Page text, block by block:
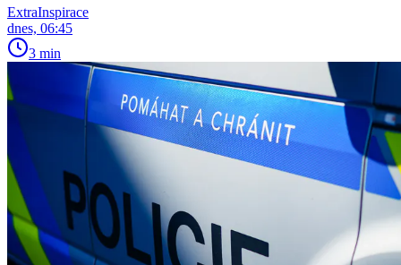
ExtraInspirace
dnes, 06:45
3 min